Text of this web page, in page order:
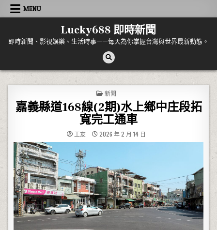
Skip to content
MENU
Lucky688 即時新聞
即時新聞、影視娛樂、生活時事——每天為你掌握台灣與世界最新動態。
POSTED IN
新聞
嘉義縣道168線(2期)水上鄉中庄段拓
寬完工通車
工友 2026 年 2 月 14 日